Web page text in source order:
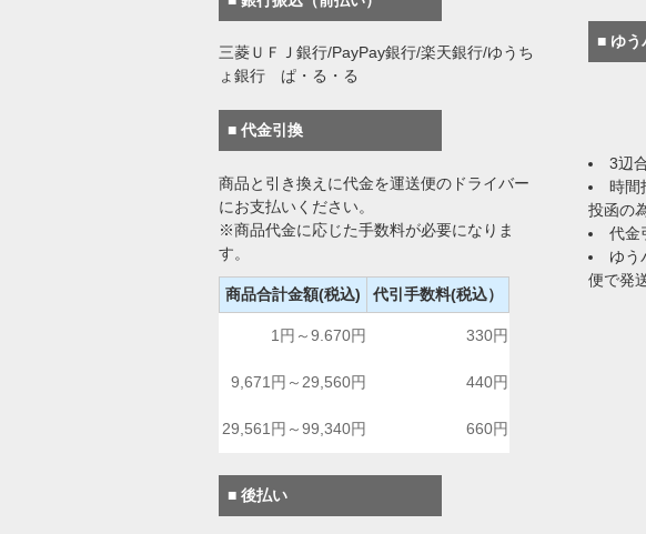
三菱ＵＦＪ銀行/PayPay銀行/楽天銀行/ゆうち
ょ銀行 ぱ・る・る
■ 代金引換
商品と引き換えに代金を運送便のドライバー
にお支払いください。
※商品代金に応じた手数料が必要になりま
す。
商品合計金額(税込) 代引手数料(税込）
1円～9.670円 330円
9,671円～29,560円 440円
29,561円～99,340円 660円
■ 後払い
■ ゆう
3辺
時間
投函の
代金
ゆう
便で発